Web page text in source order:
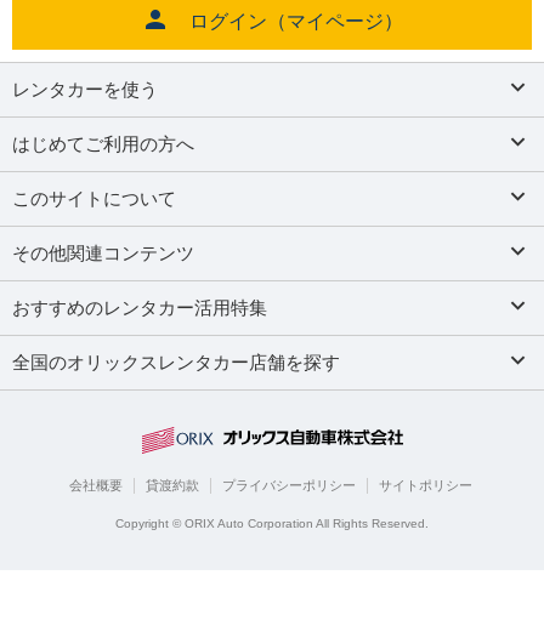
ログイン（マイページ）
レンタカーを使う
はじめてご利用の方へ
このサイトについて
その他関連コンテンツ
おすすめのレンタカー活用特集
全国のオリックスレンタカー店舗を探す
会社概要 貸渡約款 プライバシーポリシー サイトポリシー
Copyright © ORIX Auto Corporation All Rights Reserved.